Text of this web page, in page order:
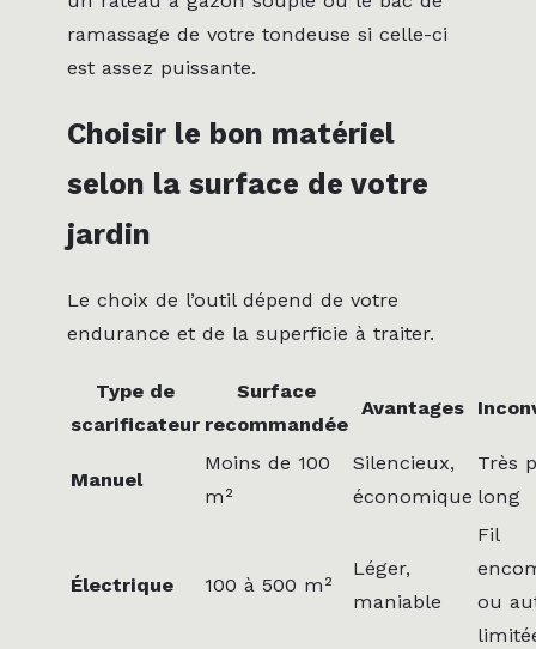
ramassage de votre tondeuse si celle-ci
est assez puissante.
Choisir le bon matériel
selon la surface de votre
jardin
Le choix de l’outil dépend de votre
endurance et de la superficie à traiter.
Type de
scarificateur
Surface
recommandée
Avantages
Manuel
Moins de 100
m²
Silencieux,
économique
Très
long
Électrique 100 à 500 m²
Léger,
maniable
Fil
ou